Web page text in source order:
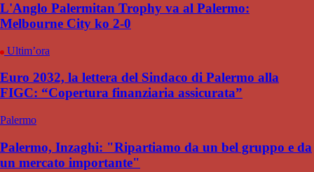
L'Anglo Palermitan Trophy va al Palermo:
Melbourne City ko 2-0
Ultim’ora
Euro 2032, la lettera del Sindaco di Palermo alla
FIGC: “Copertura finanziaria assicurata”
Palermo
Palermo, Inzaghi: "Ripartiamo da un bel gruppo e da
un mercato importante"